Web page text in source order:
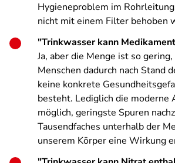
Hygieneproblem im
nicht mit einem Filter behoben
"Trinkwasser kann
Ja, aber die Menge ist so
Menschen dadurch nach Stand
keine konkrete
besteht. Lediglich die moderne
möglich, geringste Spuren
Tausendfaches unterhalb der
unserem Körper eine Wirkung